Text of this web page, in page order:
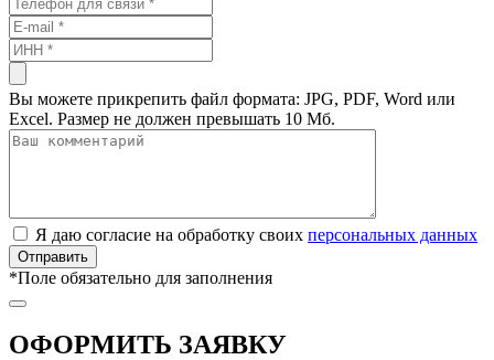
Вы можете прикрепить файл формата: JPG, PDF, Word или
Excel. Размер не должен превышать 10 Мб.
Я даю согласие на обработку своих персональных данных
*Поле обязательно для заполнения
ОФОРМИТЬ ЗАЯВКУ